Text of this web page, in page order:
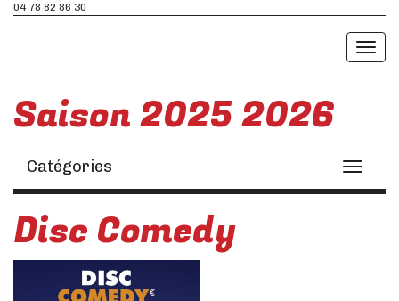
04 78 82 86 30
Toggle
Saison 2025 2026
Toggle
Catégories
Disc Comedy